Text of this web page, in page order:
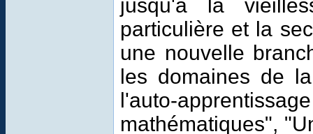
jusqu'à la
particulière et la
une nouvelle
les domaines de
l'auto-
mathématiques",